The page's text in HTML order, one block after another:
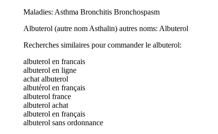
Maladies: Asthma Bronchitis Bronchospasm
Albuterol (autre nom Asthalin) autres noms: Albuterol
Recherches similaires pour commander le albuterol:
albuterol en francais
albuterol en ligne
achat albuterol
albutérol en français
albuterol france
albuterol achat
albuterol en français
albuterol sans ordonnance